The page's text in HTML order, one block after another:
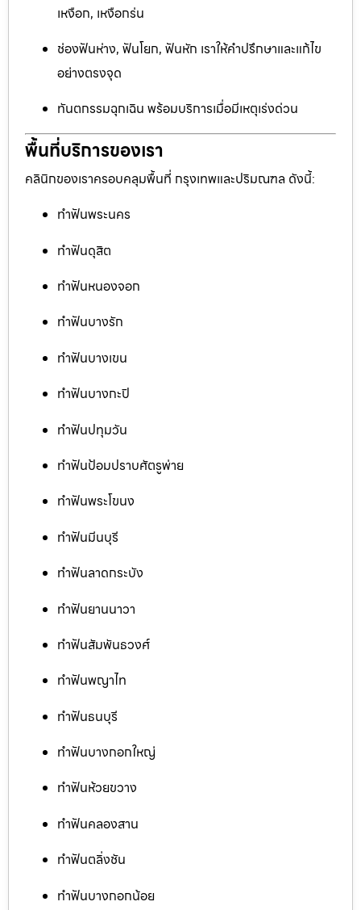
เหงือก, เหงือกร่น
ช่องฟันห่าง, ฟันโยก, ฟันหัก เราให้คำปรึกษาและแก้ไข
อย่างตรงจุด
ทันตกรรมฉุกเฉิน พร้อมบริการเมื่อมีเหตุเร่งด่วน
พื้นที่บริการของเรา
คลินิกของเราครอบคลุมพื้นที่ กรุงเทพและปริมณฑล ดังนี้:
ทำฟันพระนคร
ทำฟันดุสิต
ทำฟันหนองจอก
ทำฟันบางรัก
ทำฟันบางเขน
ทำฟันบางกะปิ
ทำฟันปทุมวัน
ทำฟันป้อมปราบศัตรูพ่าย
ทำฟันพระโขนง
ทำฟันมีนบุรี
ทำฟันลาดกระบัง
ทำฟันยานนาวา
ทำฟันสัมพันธวงศ์
ทำฟันพญาไท
ทำฟันธนบุรี
ทำฟันบางกอกใหญ่
ทำฟันห้วยขวาง
ทำฟันคลองสาน
ทำฟันตลิ่งชัน
ทำฟันบางกอกน้อย